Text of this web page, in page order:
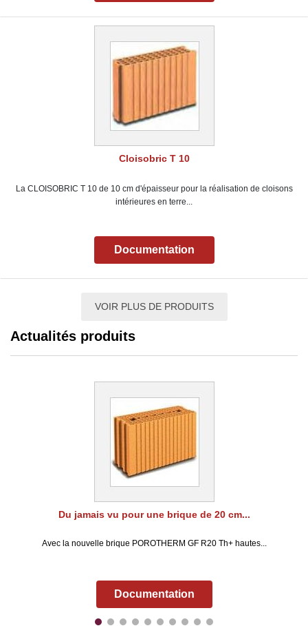
Cloisobric T 10
La CLOISOBRIC T 10 de 10 cm d'épaisseur pour la réalisation de cloisons
intérieures en terre...
Documentation
VOIR PLUS DE PRODUITS
Actualités produits
Du jamais vu pour une brique de 20 cm...
Avec la nouvelle brique POROTHERM GF R20 Th+ hautes...
Documentation